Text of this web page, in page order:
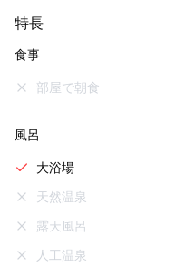
特長
食事
部屋で朝食
風呂
大浴場
天然温泉
露天風呂
人工温泉